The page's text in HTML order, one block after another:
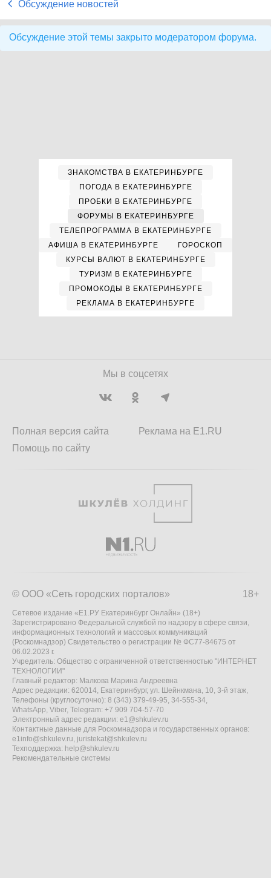
Обсуждение новостей
Обсуждение этой темы закрыто модератором форума.
ЗНАКОМСТВА В ЕКАТЕРИНБУРГЕ
ПОГОДА В ЕКАТЕРИНБУРГЕ
ПРОБКИ В ЕКАТЕРИНБУРГЕ
ФОРУМЫ В ЕКАТЕРИНБУРГЕ
ТЕЛЕПРОГРАММА В ЕКАТЕРИНБУРГЕ
АФИША В ЕКАТЕРИНБУРГЕ
ГОРОСКОП
КУРСЫ ВАЛЮТ В ЕКАТЕРИНБУРГЕ
ТУРИЗМ В ЕКАТЕРИНБУРГЕ
ПРОМОКОДЫ В ЕКАТЕРИНБУРГЕ
РЕКЛАМА В ЕКАТЕРИНБУРГЕ
Мы в соцсетях
Полная версия сайта
Помощь по сайту
Реклама на E1.RU
18+
© ООО «Сеть городских порталов»
Сетевое издание «Е1.РУ Екатеринбург Онлайн» (18+)
Зарегистрировано Федеральной службой по надзору в сфере связи,
информационных технологий и массовых коммуникаций
(Роскомнадзор) Свидетельство о регистрации № ФС77-84675 от
06.02.2023 г.
Учредитель: Общество с ограниченной ответственностью "ИНТЕРНЕТ
ТЕХНОЛОГИИ"
Главный редактор: Малкова Марина Андреевна
Адрес редакции: 620014, Екатеринбург, ул. Шейнкмана, 10, 3-й этаж,
Телефоны (круглосуточно): 8 (343) 379-49-95, 34-555-34,
WhatsApp, Viber, Telegram: +7 909 704-57-70
Электронный адрес редакции: e1@shkulev.ru
Контактные данные для Роскомнадзора и государственных органов:
e1info@shkulev.ru juristekat@shkulev.ru
Техподдержка: help@shkulev.ru
Рекомендательные системы